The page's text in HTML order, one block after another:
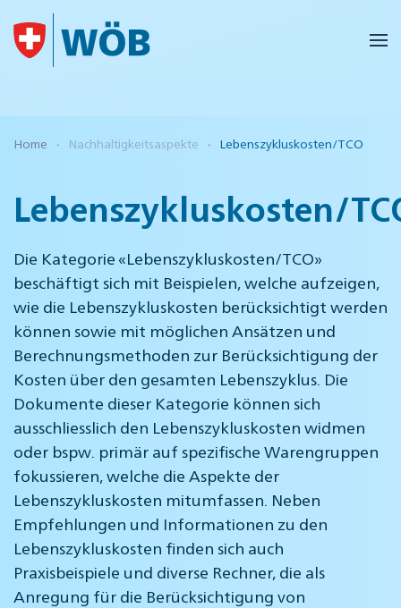
Skip to main content
Home Nachhaltigkeitsaspekte Lebenszykluskosten/TCO
Lebenszykluskosten/
Die Kategorie «Lebenszykluskosten/TCO»
beschäftigt sich mit Beispielen, welche aufzeigen,
wie die Lebenszykluskosten berücksichtigt werden
können sowie mit möglichen Ansätzen und
Berechnungsmethoden zur Berücksichtigung der
Kosten über den gesamten Lebenszyklus. Die
Dokumente dieser Kategorie können sich
ausschliesslich den Lebenszykluskosten widmen
oder bspw. primär auf spezifische Warengruppen
fokussieren, welche die Aspekte der
Lebenszykluskosten mitumfassen. Neben
Empfehlungen und Informationen zu den
Lebenszykluskosten finden sich auch
Praxisbeispiele und diverse Rechner, die als
Anregung für die Berücksichtigung von